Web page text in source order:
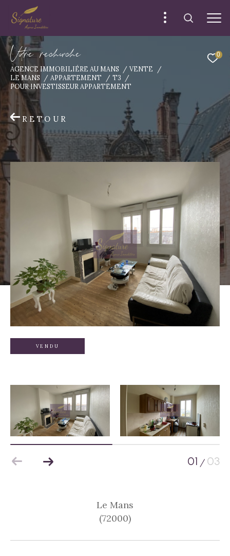
0
Vore recece
AGENCE IMMOBILIÉRE AU MANS
VENTE
LE MANS
APPARTEMENT
T3
POUR INVESTISSEUR APPARTEMENT
RETOUR
VENDU
01 / 03
Le Mans
(72000)